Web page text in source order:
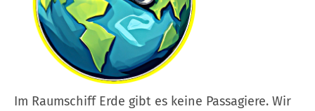
Im Raumschiff Erde gibt es keine Passagiere. Wir